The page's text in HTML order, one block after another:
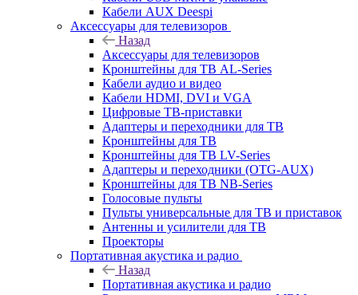
Кабели AUX Deespi
Аксессуары для телевизоров
Назад
Аксессуары для телевизоров
Кронштейны для ТВ AL-Series
Кабели аудио и видео
Кабели HDMI, DVI и VGA
Цифровые ТВ-приставки
Адаптеры и переходники для ТВ
Кронштейны для ТВ
Кронштейны для ТВ LV-Series
Адаптеры и переходники (OTG-AUX)
Кронштейны для ТВ NB-Series
Голосовые пульты
Пульты универсальные для ТВ и приставок
Антенны и усилители для ТВ
Проекторы
Портативная акустика и радио
Назад
Портативная акустика и радио